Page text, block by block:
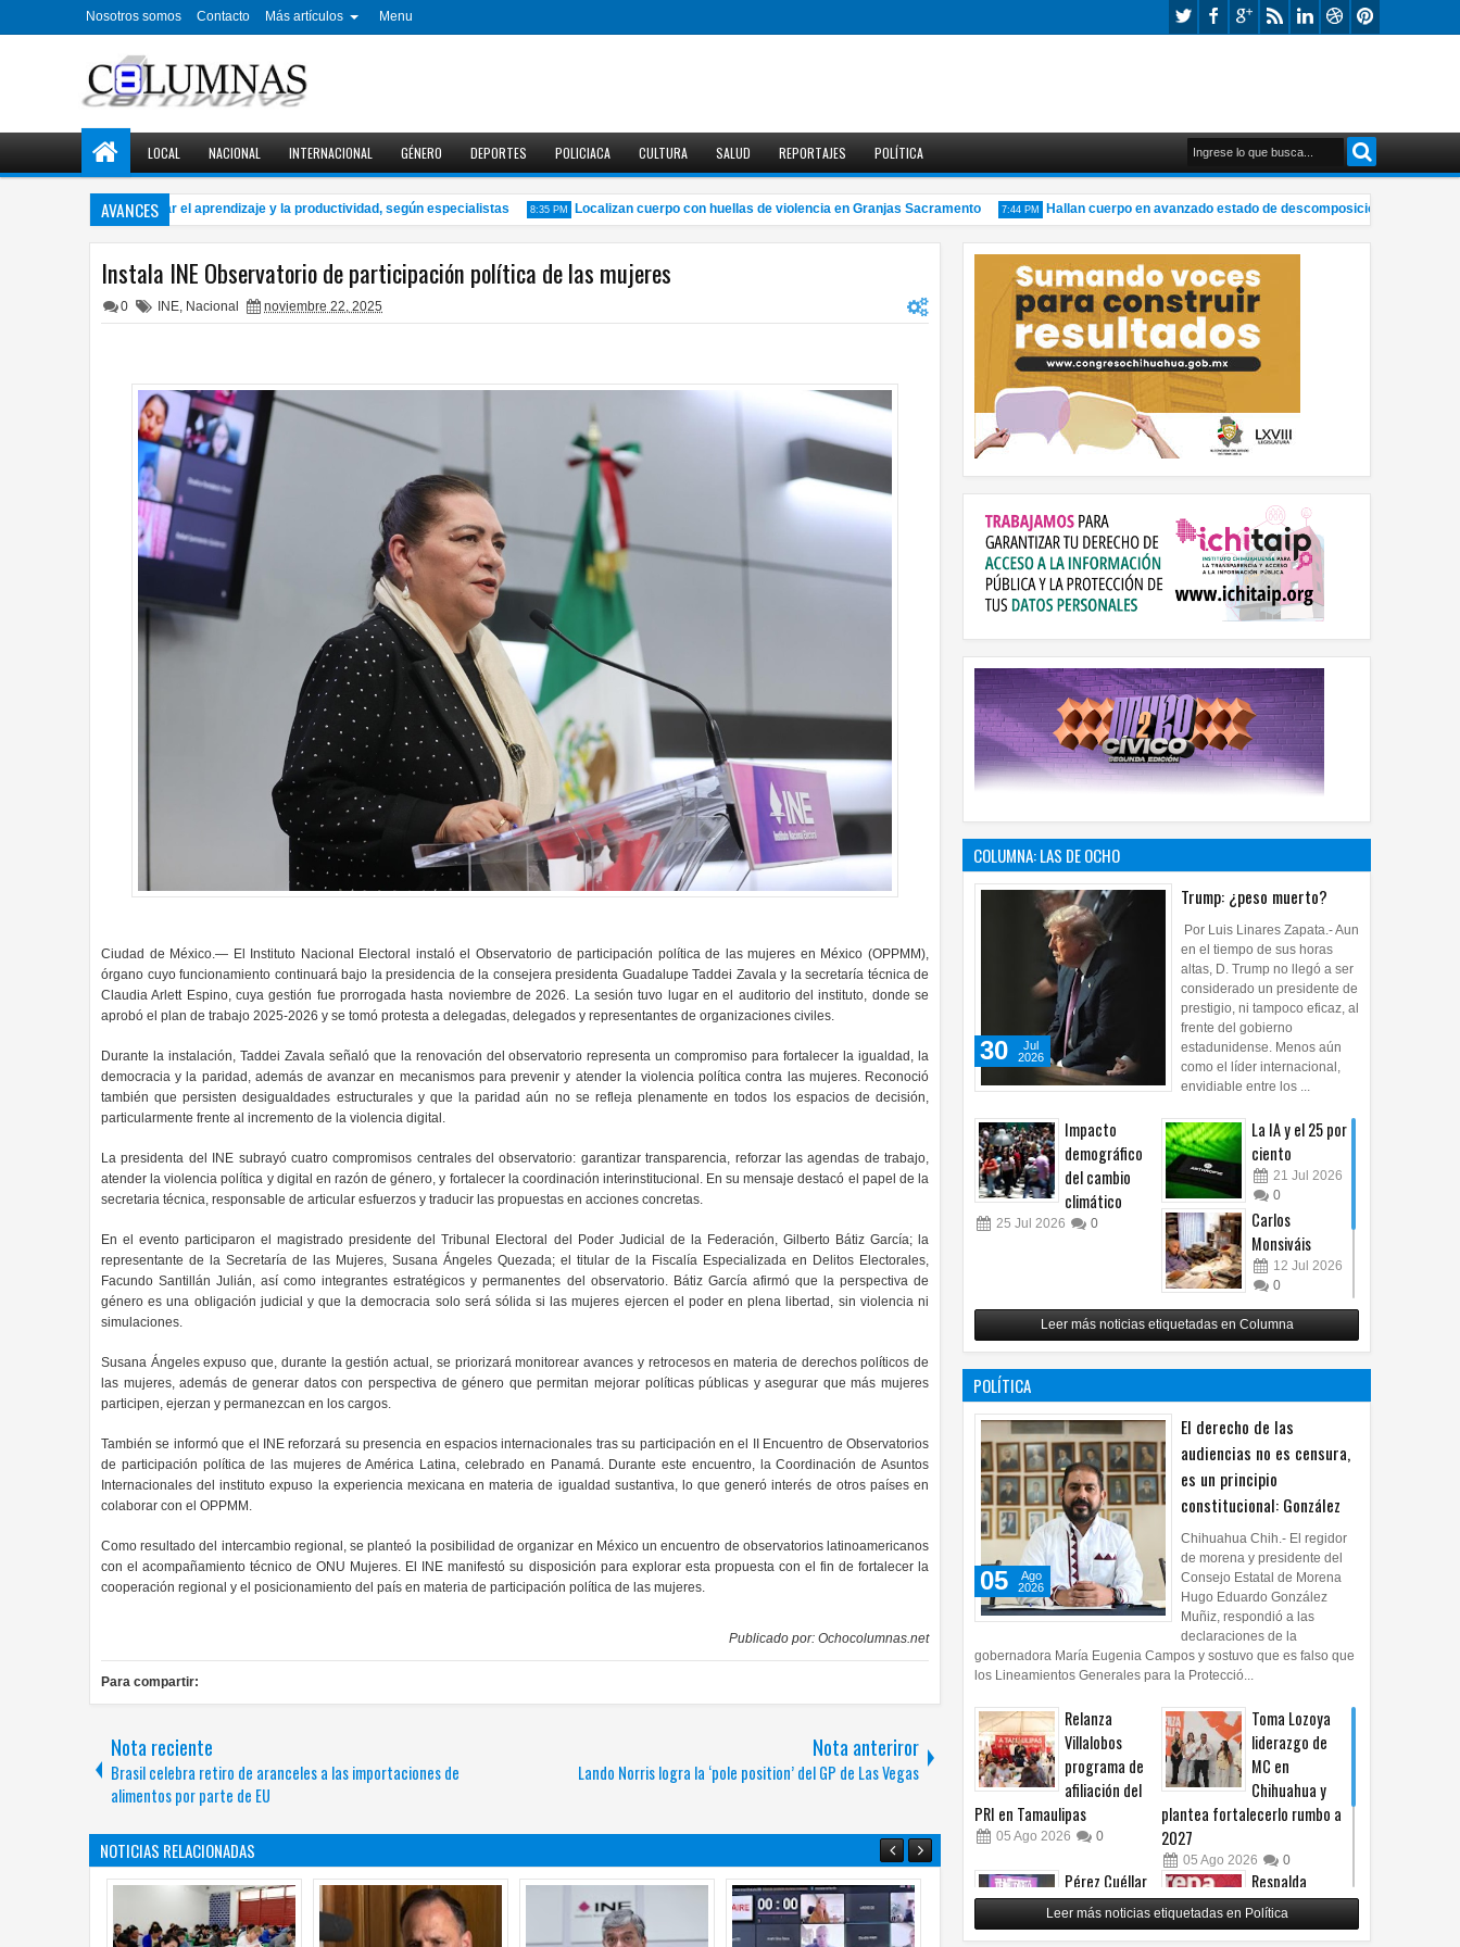
Nosotros somos Contacto Más artículos Menu
LOCAL NACIONAL INTERNACIONAL GÉNERO DEPORTES POLICIACA CULTURA SALUD REPORTAJES POLÍTICA
AVANCES
música puede mejorar el aprendizaje y la productividad, según especialistas 8:35 PM Localizan cuerpo con huellas de violencia en Granjas Sacramento 7:44 PM Hallan cuerpo en avanzado estado de descomposición en
Instala INE Observatorio de participación política de las mujeres
0 INE, Nacional noviembre 22, 2025
Ciudad de México.— El Instituto Nacional Electoral instaló el Observatorio de participación política de las mujeres en México (OPPMM),
órgano cuyo funcionamiento continuará bajo la presidencia de la consejera presidenta Guadalupe Taddei Zavala y la secretaría técnica de
Claudia Arlett Espino, cuya gestión fue prorrogada hasta noviembre de 2026. La sesión tuvo lugar en el auditorio del instituto, donde se
aprobó el plan de trabajo 2025-2026 y se tomó protesta a delegadas, delegados y representantes de organizaciones civiles.
Durante la instalación, Taddei Zavala señaló que la renovación del observatorio representa un compromiso para fortalecer la igualdad, la
democracia y la paridad, además de avanzar en mecanismos para prevenir y atender la violencia política contra las mujeres. Reconoció
también que persisten desigualdades estructurales y que la paridad aún no se refleja plenamente en todos los espacios de decisión,
particularmente frente al incremento de la violencia digital.
La presidenta del INE subrayó cuatro compromisos centrales del observatorio: garantizar transparencia, reforzar las agendas de trabajo,
atender la violencia política y digital en razón de género, y fortalecer la coordinación interinstitucional. En su mensaje destacó el papel de la
secretaria técnica, responsable de articular esfuerzos y traducir las propuestas en acciones concretas.
En el evento participaron el magistrado presidente del Tribunal Electoral del Poder Judicial de la Federación, Gilberto Bátiz García; la
representante de la Secretaría de las Mujeres, Susana Ángeles Quezada; el titular de la Fiscalía Especializada en Delitos Electorales,
Facundo Santillán Julián, así como integrantes estratégicos y permanentes del observatorio. Bátiz García afirmó que la perspectiva de
género es una obligación judicial y que la democracia solo será sólida si las mujeres ejercen el poder en plena libertad, sin violencia ni
simulaciones.
Susana Ángeles expuso que, durante la gestión actual, se priorizará monitorear avances y retrocesos en materia de derechos políticos de
las mujeres, además de generar datos con perspectiva de género que permitan mejorar políticas públicas y asegurar que más mujeres
participen, ejerzan y permanezcan en los cargos.
También se informó que el INE reforzará su presencia en espacios internacionales tras su participación en el II Encuentro de Observatorios
de participación política de las mujeres de América Latina, celebrado en Panamá. Durante este encuentro, la Coordinación de Asuntos
Internacionales del instituto expuso la experiencia mexicana en materia de igualdad sustantiva, lo que generó interés de otros países en
colaborar con el OPPMM.
Como resultado del intercambio regional, se planteó la posibilidad de organizar en México un encuentro de observatorios latinoamericanos
con el acompañamiento técnico de ONU Mujeres. El INE manifestó su disposición para explorar esta propuesta con el fin de fortalecer la
cooperación regional y el posicionamiento del país en materia de participación política de las mujeres.
Publicado por: Ochocolumnas.net
Para compartir:
Nota reciente
Brasil celebra retiro de aranceles a las importaciones de
alimentos por parte de EU
Nota anteriror
Lando Norris logra la ‘pole position’ del GP de Las Vegas
NOTICIAS RELACIONADAS
COLUMNA: LAS DE OCHO
Trump: ¿peso muerto?
30
Jul
2026
Por Luis Linares Zapata.- Aun
en el tiempo de sus horas
altas, D. Trump no llegó a ser
considerado un presidente de
prestigio, ni tampoco eficaz, al
frente del gobierno
estadunidense. Menos aún
como el líder internacional,
envidiable entre los ...
Impacto
demográfico
del cambio
climático
25 Jul 2026 0
La IA y el 25 por
ciento
21 Jul 2026
0
Carlos
Monsiváis
12 Jul 2026
0
Revuelo en la
inteligencia
artificial
0
Leer más noticias etiquetadas en Columna
POLÍTICA
El derecho de las
audiencias no es censura,
es un principio
constitucional: González
05
Ago
2026
Chihuahua Chih.- El regidor
de morena y presidente del
Consejo Estatal de Morena
Hugo Eduardo González
Muñiz, respondió a las
declaraciones de la
gobernadora María Eugenia Campos y sostuvo que es falso que
los Lineamientos Generales para la Protecció...
Relanza
Villalobos
programa de
afiliación del
PRI en Tamaulipas
05 Ago 2026 0
Toma Lozoya
liderazgo de
MC en
Chihuahua y
plantea fortalecerlo rumbo a
2027
05 Ago 2026 0
Pérez Cuéllar
asegura que
denuncia en su
Respalda
Morena
Chihuahua
Leer más noticias etiquetadas en Política